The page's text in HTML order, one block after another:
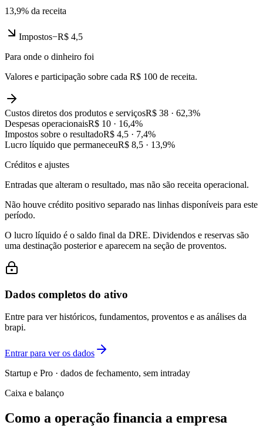
13,9% da receita
Impostos−R$ 4,5
Para onde o dinheiro foi
Valores e participação sobre cada R$ 100 de receita.
Custos diretos dos produtos e serviçosR$ 38 · 62,3%
Despesas operacionaisR$ 10 · 16,4%
Impostos sobre o resultadoR$ 4,5 · 7,4%
Lucro líquido que permaneceuR$ 8,5 · 13,9%
Créditos e ajustes
Entradas que alteram o resultado, mas não são receita operacional.
Não houve crédito positivo separado nas linhas disponíveis para este
período.
O lucro líquido é o saldo final da DRE. Dividendos e reservas são
uma destinação posterior e aparecem na seção de proventos.
Dados completos do ativo
Entre para ver históricos, fundamentos, proventos e as análises da
brapi.
Entrar para ver os dados
Startup e Pro · dados de fechamento, sem intraday
Caixa e balanço
Como a operação financia a empresa